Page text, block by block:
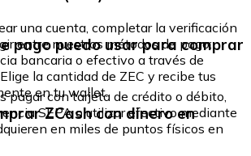
una cuenta, completar la verificación
entre nuestros métodos de pago:
bancaria o efectivo a través de
la cantidad de ZEC y recibe tus
en tu wallet.
pago puedo usar para comprar
pagar con tarjeta de crédito o débito,
SEPA o utilizar efectivo mediante
en miles de puntos físicos en
ZCash con dinero en